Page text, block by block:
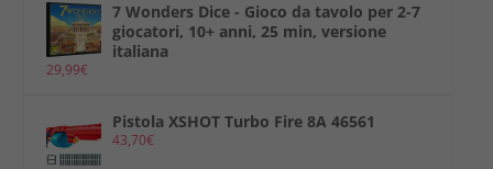
7 Wonders Dice - Gioco da tavolo per 2-7
giocatori, 10+ anni, 25 min, versione
italiana
29,99€
Pistola XSHOT Turbo Fire 8A 46561
43,70€